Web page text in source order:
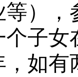
）
子
如